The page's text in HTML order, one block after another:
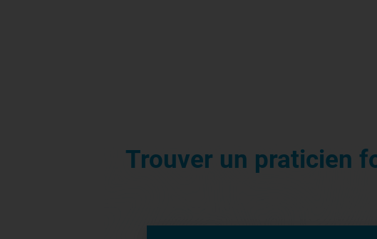
Trouver un praticien